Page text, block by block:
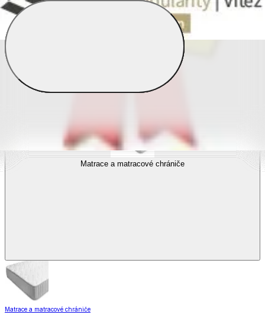
Povlečení s fototiskem
Výhodné sady
Matrace a matracové chrániče
Matrace a matracové chrániče